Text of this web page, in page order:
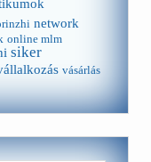
network
online mlm
siker
vásárlás